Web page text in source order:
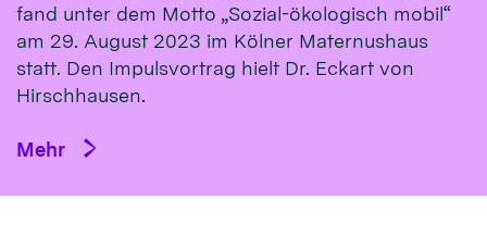
fand un­ter dem Mot­to „So­zial-öko­logisch mo­bil“
am 29. Au­gust 2023 im Köl­ner Ma­ternus­haus
statt. Den Impulsvortrag hielt Dr. Eckart von
Hirsch­hausen.
Mehr